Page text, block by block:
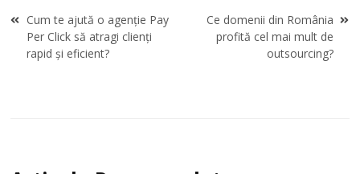
Navigare
în
articole
Cum te ajută o agenție Pay
Per Click să atragi clienți
rapid și eficient?
Ce domenii din România
profită cel mai mult de
outsourcing?